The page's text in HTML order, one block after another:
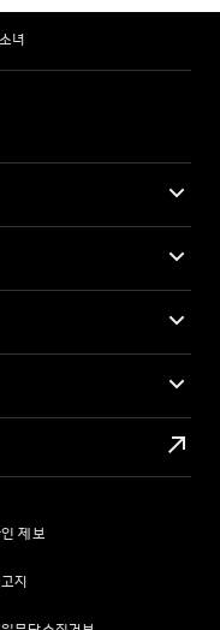
녀
제보
지